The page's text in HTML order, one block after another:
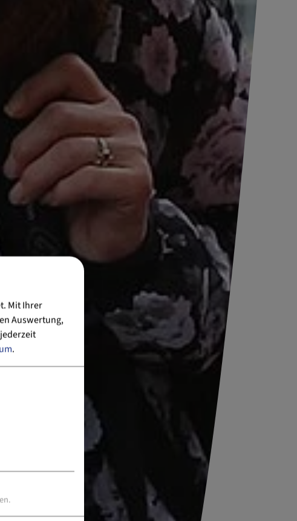
Mit Ihrer
Auswertung,
.